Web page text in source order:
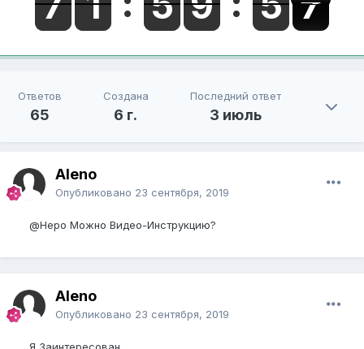
Ответов
65
Создана
6 г.
Последний ответ
3 июль
Aleno
Опубликовано 23 сентября, 2019
@Неро Можно Видео-Инструкцию?
Aleno
Опубликовано 23 сентября, 2019
Я Заинтересован